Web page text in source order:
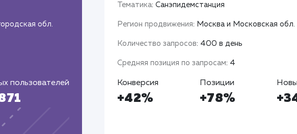
обл.
пользователей
Тематика: Санэпидемстанция
Регион продвижения: Москва и Московская обл.
Количество запросов: 400 в день
Средняя позиция по запросам: 4
Конверсия
+42%
Позиции
+78%